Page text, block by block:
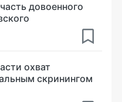
довоенного
охват
скринингом